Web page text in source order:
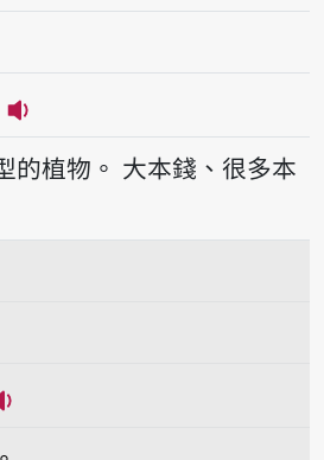
播放音讀tuā-pún
的植物。 大本錢、很多本